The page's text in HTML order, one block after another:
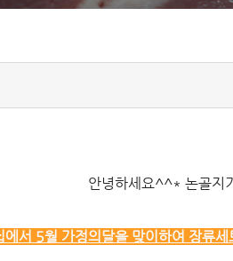
안녕하세요^^* 논골지
에서 5월 가정의달을 맞이하여 장류